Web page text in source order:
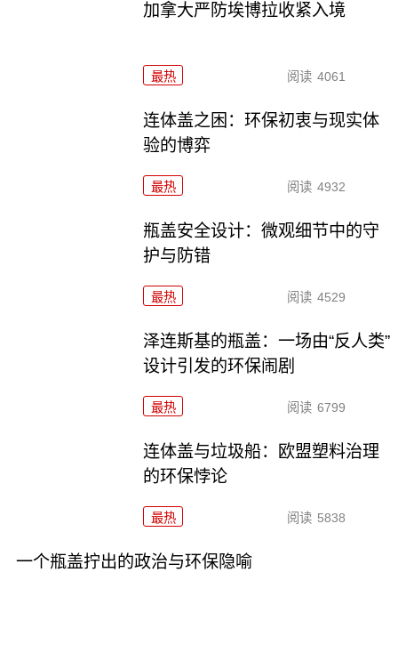
加拿大严防埃博拉收紧入境
最热 阅读 4061
连体盖之困：环保初衷与现实体
验的博弈
最热 阅读 4932
瓶盖安全设计：微观细节中的守
护与防错
最热 阅读 4529
泽连斯基的瓶盖：一场由“反人类”
设计引发的环保闹剧
最热 阅读 6799
连体盖与垃圾船：欧盟塑料治理
的环保悖论
最热 阅读 5838
一个瓶盖拧出的政治与环保隐喻